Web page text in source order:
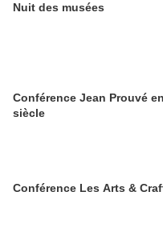
Nuit des musées
Conférence Jean Prouvé
siècle
Conférence Les Arts &